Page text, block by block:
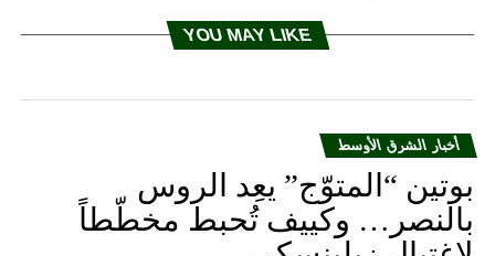
DON'T MISS
YOU MAY LIKE
أخبار الشرق الأوسط
بوتين “المتوّج” يعِد الروس
بالنصر… وكييف تُحبط مخطّطاً